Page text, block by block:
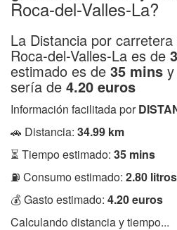
Roca-del-Valles-La?
La Distancia por
Roca-del-Valles-La es de
estimado es de 35 mins
sería de 4.20 euros
Información facilitada por
🚗 Distancia: 34.99 km
⏳ Tiempo estimado: 35 mins
⛽ Consumo estimado: 2.80 litros
💰 Gasto estimado: 4.20 euros
Calculando distancia y tiempo...